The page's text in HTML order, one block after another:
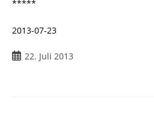
*****
2013-07-23
22. Juli 2013